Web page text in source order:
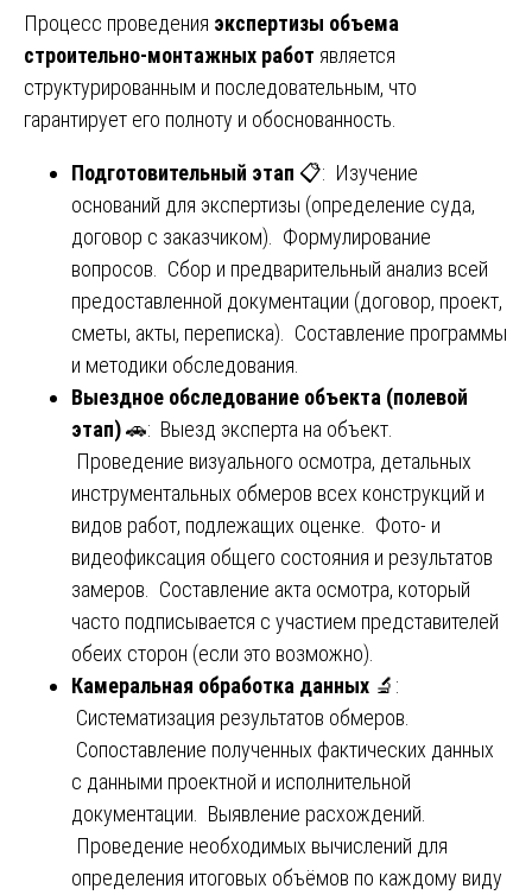
Процесс проведения экспертизы объема
строительно-монтажных работ является
структурированным и последовательным, что
гарантирует его полноту и обоснованность.
Подготовительный этап 📋: Изучение
оснований для экспертизы (определение суда,
договор с заказчиком). Формулирование
вопросов. Сбор и предварительный анализ всей
предоставленной документации (договор, проект,
сметы, акты, переписка). Составление программы
и методики обследования.
Выездное обследование объекта (полевой
этап)🚗: Выезд эксперта на объект.
Проведение визуального осмотра, детальных
инструментальных обмеров всех конструкций и
видов работ, подлежащих оценке. Фото- и
видеофиксация общего состояния и результатов
замеров. Составление акта осмотра, который
часто подписывается с участием представителей
обеих сторон (если это возможно).
Камеральная обработка данных 🔬:
Систематизация результатов обмеров.
Сопоставление полученных фактических данных
с данными проектной и исполнительной
документации. Выявление расхождений.
Проведение необходимых вычислений для
определения итоговых объёмов по каждому виду